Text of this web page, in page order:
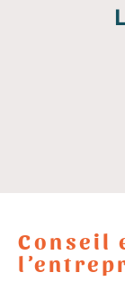
Conseil